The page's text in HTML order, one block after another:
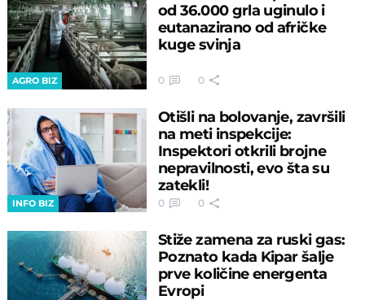
AGRO BIZ
od 36.000 grla uginulo i
eutanazirano od afričke
kuge svinja
0 0
INFO BIZ
Otišli na bolovanje, završili
na meti inspekcije:
Inspektori otkrili brojne
nepravilnosti, evo šta su
zatekli!
0 0
Stiže zamena za ruski gas:
Poznato kada Kipar šalje
prve količine energenta
Evropi